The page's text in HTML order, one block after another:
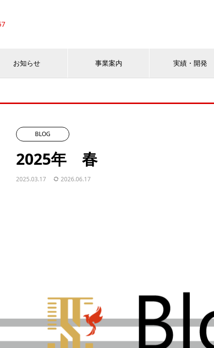
お知らせ 事業案内 実績・開発
BLOG
2025年 春
2025.03.17 2026.06.17